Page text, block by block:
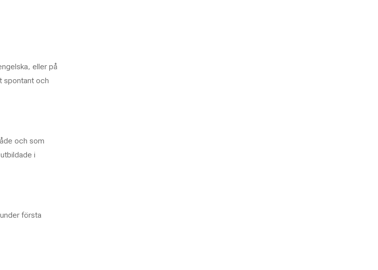
eller på
spontant och
och som
i
första